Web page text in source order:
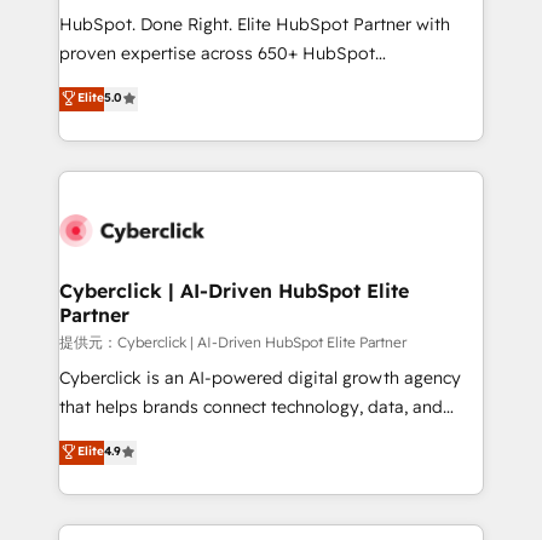
architecture, AI enablement, and strategic marketing,
delivered through our proprietary FLAIR framework
Partner and ISO 27001:2022 certified consultancy,
we blend strategy, creativity, and technology to help
HubSpot. Done Right. Elite HubSpot Partner with
proven expertise across 650+ HubSpot
implementations. With 12+ years of HubSpot
experience, we help you use the HubSpot platform
to its fullest capacity, improve your current HubSpot
website, or build your new one.
Elite5.0
Cyberclick | AI-Driven HubSpot Elite
Partner
提供元：Cyberclick | AI-Driven HubSpot Elite Partner
Cyberclick is an AI-powered digital growth agency
that helps brands connect technology, data, and
creativity to achieve measurable results. Founded in
Barcelona and operating across Spain, LATAM, and
the UK, we support global companies in building
smarter marketing, sales, and customer success
Elite4.9